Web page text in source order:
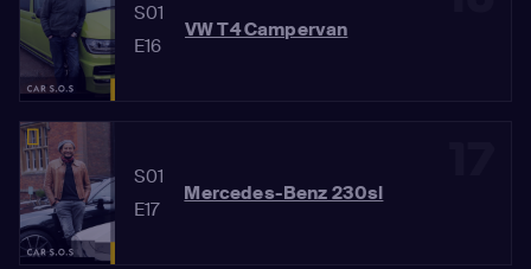
S01
E16
VW T4 Campervan
S01
E17
Mercedes-Benz 230sl